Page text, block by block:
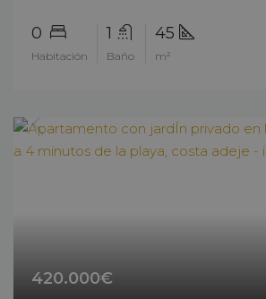
0
Habitación
1
Baño
45
m²
420.000€